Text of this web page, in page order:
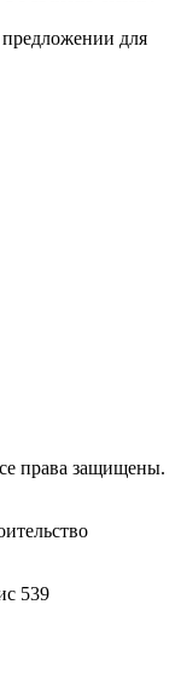
для
права защищены.
539